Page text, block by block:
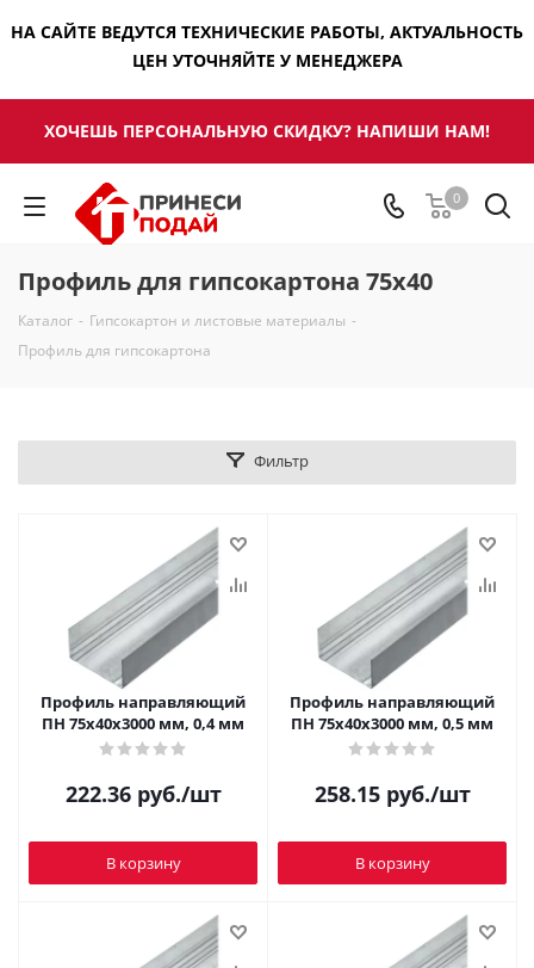
НА САЙТЕ ВЕДУТСЯ ТЕХНИЧЕСКИЕ РАБОТЫ, АКТУАЛЬНОСТЬ
ЦЕН УТОЧНЯЙТЕ У МЕНЕДЖЕРА
ХОЧЕШЬ ПЕРСОНАЛЬНУЮ СКИДКУ? НАПИШИ НАМ!
0
Профиль для гипсокартона 75х40
Каталог - Гипсокартон и листовые материалы -
Профиль для гипсокартона
Фильтр
Профиль направляющий
ПН 75х40х3000 мм, 0,4 мм
222.36руб./шт
В корзину
Профиль направляющий
ПН 75х40х3000 мм, 0,5 мм
258.15руб./шт
В корзину